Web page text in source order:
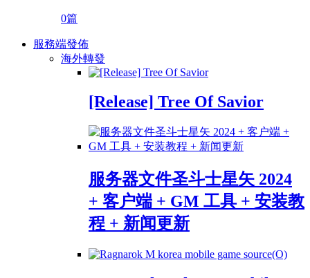
0篇
服務端發佈
海外轉發
[Release] Tree Of Savior
服务器文件圣斗士星矢 2024
+ 客户端 + GM 工具 + 安装教
程 + 新闻更新